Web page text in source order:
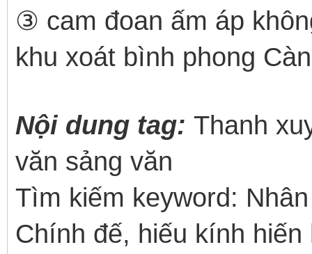
③ cam đoan ấm áp
khu xoát bình phong
Nội dung tag: Thanh
văn sảng văn
Tìm kiếm keyword:
Chính đế, hiếu kính